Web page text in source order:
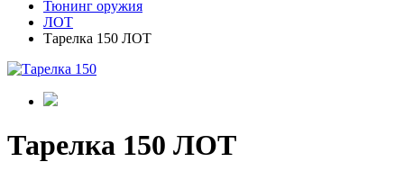
Тюнинг оружия
ЛОТ
Тарелка 150 ЛОТ
Тарелка 150 ЛОТ